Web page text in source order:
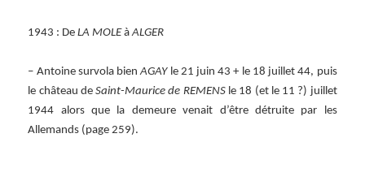
1943 : DeLA MOLEàALGER
– Antoine survola bienAGAYle 21 juin 43 + le 18 juillet 44, puis
le château deSaint-Maurice de REMENSle 18 (et le 11 ?) juillet
1944 alors que la demeure venait d’être détruite par les
Allemands (page 259).